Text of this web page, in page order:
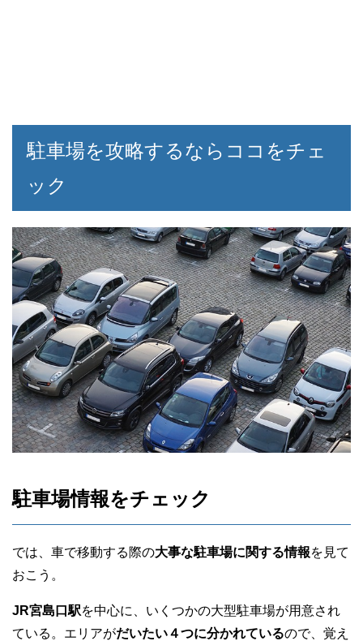
駐車場を攻略するならココをチェ
ック
駐車場情報をチェック
では、車で移動する際の大事な駐車場に関する情報を見て
おこう。
JR宮島口駅を中心に、いくつかの大型駐車場が用意され
ている。エリアがだいたい４つに分かれているので、覚え